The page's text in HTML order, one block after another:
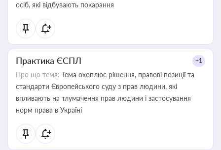
осіб, які відбувають покарання
Практика ЄСПЛ +1
Про що тема: Тема охоплює рішення, правові позиції та
стандарти Європейського суду з прав людини, які
впливають на тлумачення прав людини і застосування
норм права в Україні